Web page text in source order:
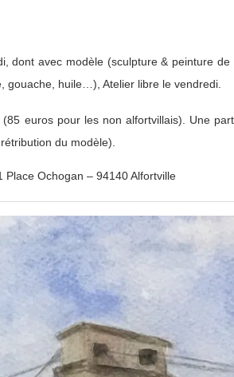
dont avec modèle (sculpture & peinture de
gouache, huile…), Atelier libre le vendredi.
euros pour les non alfortvillais). Une
du modèle).
Ochogan – 94140 Alfortville